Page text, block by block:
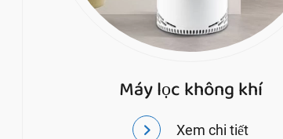
Máy lọc không khí
Xem chi tiết